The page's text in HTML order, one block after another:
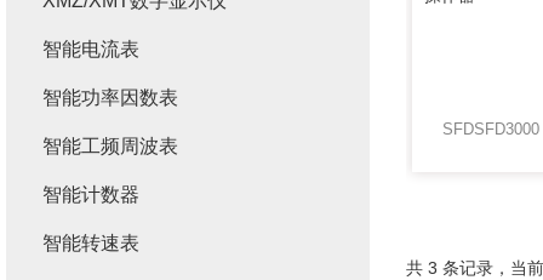
共 3 条记录，当
智能电流表
智能功率因数表
智能工频周波表
智能计数器
智能转速表